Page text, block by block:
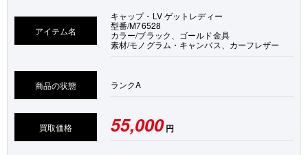
アイテム名
キャップ・LV ゲットレディー
型番/M76528
カラー/ブラック、ゴールド金具
素材/モノグラム・キャンバス、カーフレザー
商品の状態 ランクA
買取価格 55,000円